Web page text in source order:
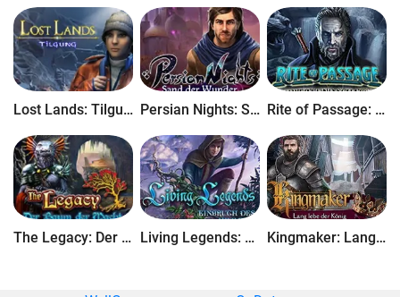
verflucht Dich, einen langsamen Tod zu sterben. Finde heraus,
warum sie Deinen Ehemann so sehr hasst. Siegt Eure Liebe oder
das düstere Vermächtnis der Vergangenheit?
Lost Lands: Tilgung Persian Nights: Sand der Wunder Rite of Passage: Schwert und Schatten
The Legacy: Der Baum der Macht Living Legends: Einbruch des Himmels Kingmaker: Lang lebe der König